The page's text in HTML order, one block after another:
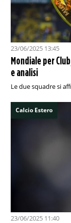
23/06/2025 13:45
Mondiale per
e analisi
Le due squadre si
Calcio Estero
23/06/2025 11:40